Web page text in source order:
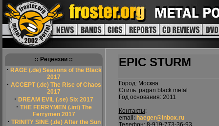
:: Рецензии ::
· RAGE (.de) Seasons of the Black
2017
· ACCEPT (.de) The Rise of Chaos
2017
· DREAM EVIL (.se) Six 2017
· THE FERRYMEN (.int) The
Ferrymen 2017
· TRINITY SINE (.de) After the Sun
EPIC STURM
Город: Москва
Стиль: pagan black metal
Год основания: 2011
Контакты:
email: haeger@inbox.ru
Телефон: 8-919-773-36-93